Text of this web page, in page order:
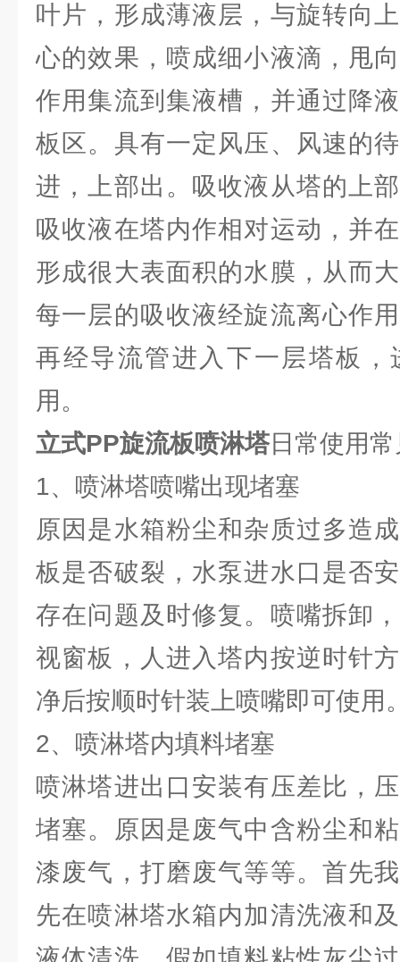
叶片，形成薄液层，与旋转向
心的效果，喷成细小液滴，甩
作用集流到集液槽，并通过降
板区。具有一定风压、风速的
进，上部出。吸收液从塔的上
吸收液在塔内作相对运动，并
形成很大表面积的水膜，从而
每一层的吸收液经旋流离心作
再经导流管进入下一层塔板，
用。
立式PP旋流板喷淋塔日常使用
1、喷淋塔喷嘴出现堵塞
原因是水箱粉尘和杂质过多造
板是否破裂，水泵进水口是否
存在问题及时修复。喷嘴拆卸
视窗板，人进入塔内按逆时针
净后按顺时针装上喷嘴即可使用
2、喷淋塔内填料堵塞
喷淋塔进出口安装有压差比，
堵塞。原因是废气中含粉尘和
漆废气，打磨废气等等。首先
先在喷淋塔水箱内加清洗液和